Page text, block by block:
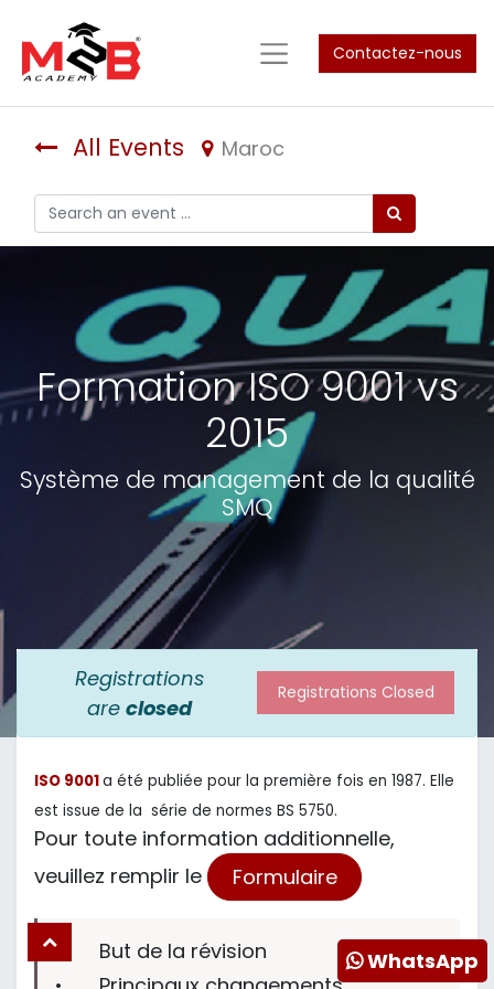
Contactez-nous
All Events Maroc
Formation ISO 9001 vs
2015
Système de management de la qualité
SMQ
Registrations
areclosed
Registrations Closed
ISO 9001a été publiée pour la première fois en 1987. Elle
est issue de la série de normes BS 5750.
Pour toute information additionnelle,
veuillez remplir le
Formulaire
•
But de la révision
WhatsApp